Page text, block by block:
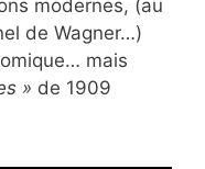
modernes, (au
de Wagner…)
mais
» de 1909